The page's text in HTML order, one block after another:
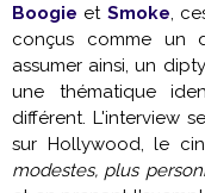
Boogie et Smoke,
conçus comme un
assumer ainsi, un
une thématique
différent. L'interview
sur Hollywood, le
modestes, plus